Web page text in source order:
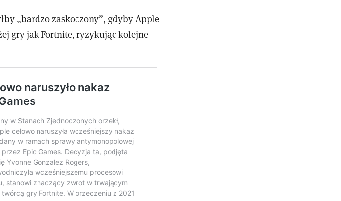
„bardzo zaskoczony”, gdyby Apple
gry jak Fortnite, ryzykując kolejne